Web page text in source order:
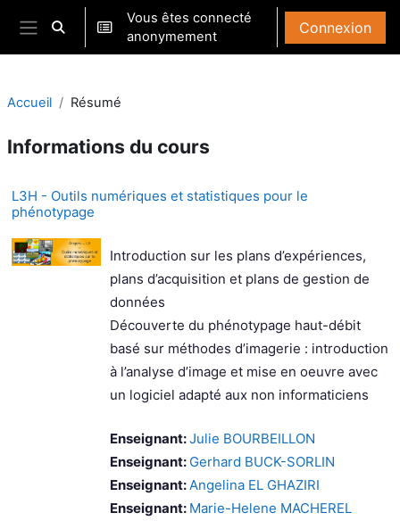
Passer au contenu principal
Panneau latéral
Activer/désactiver la saisie de recherche
Vous êtes connecté
anonymement
Connexion
Accueil Résumé
Informations du cours
L3H - Outils numériques et statistiques pour le
phénotypage
Introduction sur les plans d’expériences,
plans d’acquisition et plans de gestion de
données
Découverte du phénotypage haut-débit
basé sur méthodes d’imagerie : introduction
à l’analyse d’image et mise en oeuvre avec
un logiciel adapté aux non informaticiens
Enseignant:Julie BOURBEILLON
Enseignant: Gerhard BUCK-SORLIN
Enseignant: Angelina EL GHAZIRI
Enseignant: Marie-Helene MACHEREL